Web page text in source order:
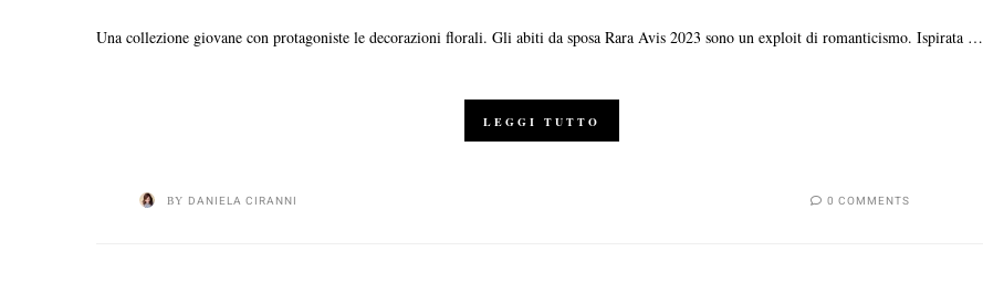
Una collezione giovane con protagoniste le decorazioni florali. Gli abiti da sposa Rara Avis 2023 sono un exploit di romanticismo. Ispirata …
LEGGI TUTTO
BY DANIELA CIRANNI 0 COMMENTS